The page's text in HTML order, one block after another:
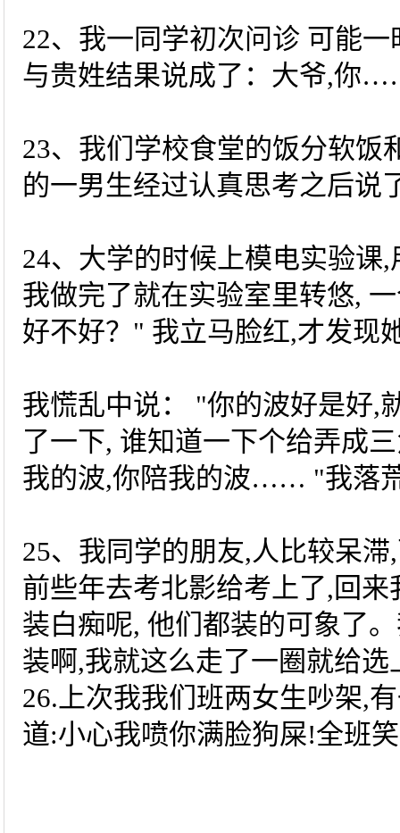
22、我一同学初次问诊 可能
与贵姓结果说成了：大爷,
23、我们学校食堂的饭分软饭
的一男生经过认真思考之后
24、大学的时候上模电实验课
我做完了就在实验室里转悠,
好不好？" 我立马脸红,才发现
我慌乱中说： "你的波好是好,
了一下, 谁知道一下个给弄成
我的波,你陪我的波…… "我
25、我同学的朋友,人比较呆
前些年去考北影给考上了,回
装白痴呢, 他们都装的可象了
装啊,我就这么走了一圈就给
26.上次我我们班两女生吵架,
道:小心我喷你满脸狗屎!全班